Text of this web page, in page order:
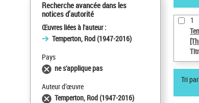
Recherche avancée dans les
notices d’autorité
Œuvres liées à l'auteur :
Temperton, Rod (1947-2016)
Pays
ne s'applique pas
Auteur d’œuvre
Temperton, Rod (1947-2016)
1
Tri